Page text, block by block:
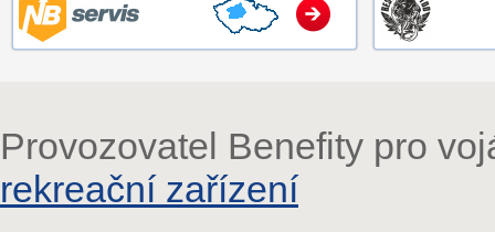
Provozovatel Benefity pro
rekreační zařízení